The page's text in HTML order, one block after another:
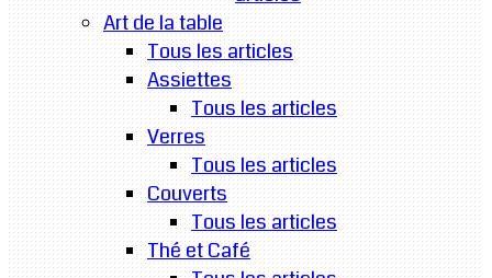
Art de la table
Tous les articles
Assiettes
Tous les articles
Verres
Tous les articles
Couverts
Tous les articles
Thé et Café